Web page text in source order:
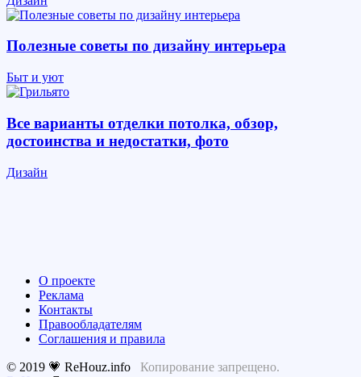
Полезные советы по дизайну интерьера
Быт и уют
Все варианты отделки потолка, обзор,
достоинства и недостатки, фото
Дизайн
О проекте
Реклама
Контакты
Правообладателям
Соглашения и правила
© 2019 💗 ReHouz.info Копирование запрещено.